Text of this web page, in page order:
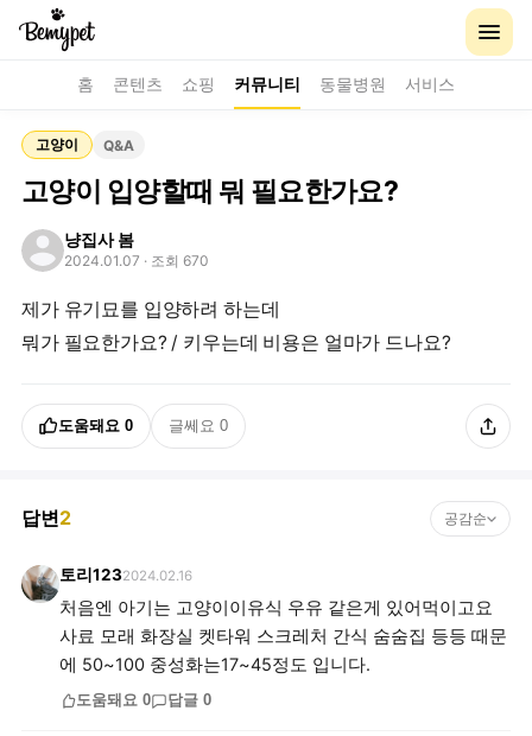
홈 콘텐츠 쇼핑 커뮤니티 동물병원 서비스
고양이 Q&A
고양이 입양할때 뭐 필요한가요?
냥집사 봄
2024.01.07 · 조회 670
제가 유기묘를 입양하려 하는데
뭐가 필요한가요? / 키우는데 비용은 얼마가 드나요?
도움돼요 0 글쎄요 0
답변2 공감순
토리1232024.02.16
처음엔 아기는 고양이이유식 우유 같은게 있어먹이고요
사료 모래 화장실 켓타워 스크레처 간식 숨숨집 등등 때문
에 50~100 중성화는17~45정도 입니다.
도움돼요 0 답글 0